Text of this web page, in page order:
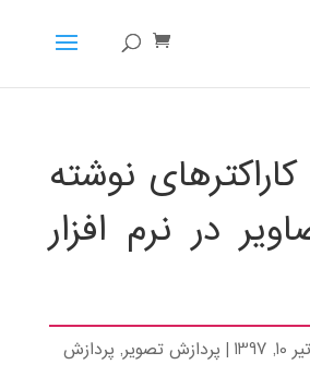
نوشته
در نرم افزار
تیر 10, 1397 | پردازش تصویر, پردازش